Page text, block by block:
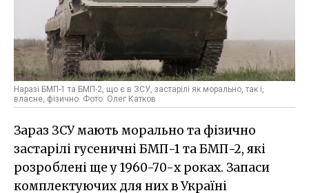
Наразі БМП-1 та БМП-2, що є в ЗСУ, застарілі як морально, так і,
власне, фізично. Фото: Олег Катков
Зараз ЗСУ мають морально та фізично
застарілі гусеничні БМП-1 та БМП-2, які
розроблені ще у 1960-70-х роках. Запаси
комплектуючих для них в Україні